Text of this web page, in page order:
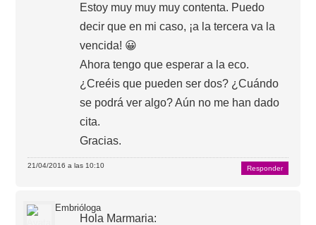
Estoy muy muy muy contenta. Puedo
decir que en mi caso, ¡a la tercera va la
vencida! 😀
Ahora tengo que esperar a la eco.
¿Creéis que pueden ser dos? ¿Cuándo
se podrá ver algo? Aún no me han dado
cita.
Gracias.
21/04/2016 a las 10:10 Responder
Embrióloga
Hola Marmaria: